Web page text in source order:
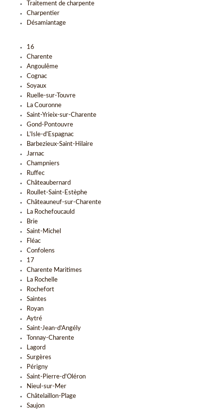
Traitement de charpente
Charpentier
Désamiantage
16
Charente
Angoulême
Cognac
Soyaux
Ruelle-sur-Touvre
La Couronne
Saint-Yrieix-sur-Charente
Gond-Pontouvre
L'Isle-d'Espagnac
Barbezieux-Saint-Hilaire
Jarnac
Champniers
Ruffec
Châteaubernard
Roullet-Saint-Estèphe
Châteauneuf-sur-Charente
La Rochefoucauld
Brie
Saint-Michel
Fléac
Confolens
17
Charente Maritimes
La Rochelle
Rochefort
Saintes
Royan
Aytré
Saint-Jean-d'Angély
Tonnay-Charente
Lagord
Surgères
Périgny
Saint-Pierre-d'Oléron
Nieul-sur-Mer
Châtelaillon-Plage
Saujon